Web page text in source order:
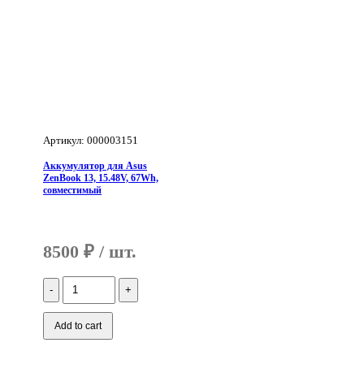
Артикул: 000003151
Aккумулятор для Asus
ZenBook 13, 15.48V, 67Wh,
совместимый
8500 ₽
Количество
Aккумулятор
для
Asus
ZenBook
Add to cart